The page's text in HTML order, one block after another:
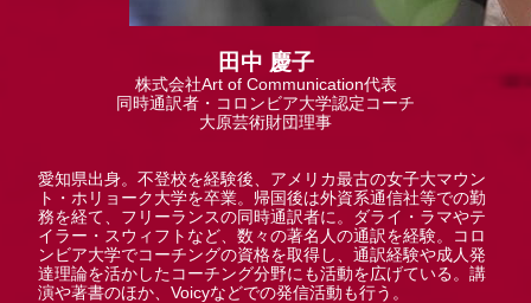
田中 慶子
株式会社Art of Communication代表
同時通訳者・コロンビア大学認定コーチ
大原芸術財団理事
愛知県出身。不登校を経験後、アメリカ最古の女子大マウン
ト・ホリョーク大学を卒業。帰国後は外資系通信社等での勤
務を経て、フリーランスの同時通訳者に。ダライ・ラマやテ
イラー・スウィフトなど、数々の著名人の通訳を経験。コロ
ンビア大学でコーチングの資格を取得し、通訳経験や成人発
達理論を活かしたコーチング分野にも活動を広げている。講
演や著書のほか、Voicyなどでの発信活動も行う。